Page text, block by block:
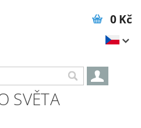
0 Kč
SVĚTA